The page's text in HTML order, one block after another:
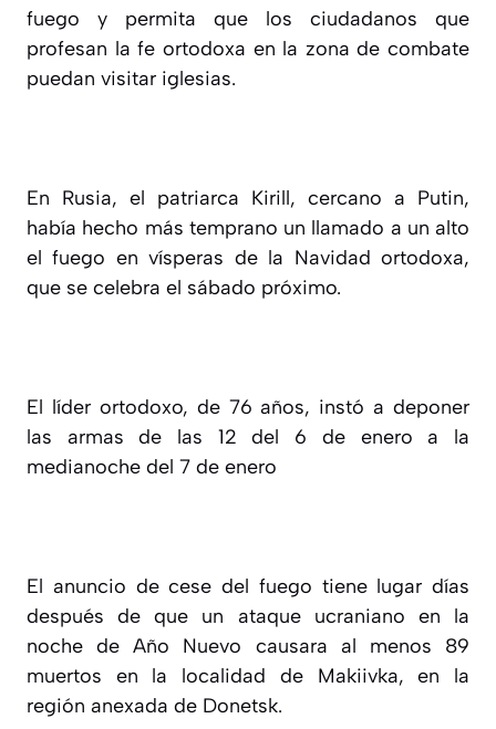
fuego y permita que los ciudadanos que
profesan la fe ortodoxa en la zona de combate
puedan visitar iglesias.
En Rusia, el patriarca Kirill, cercano a Putin,
había hecho más temprano un llamado a un alto
el fuego en vísperas de la Navidad ortodoxa,
que se celebra el sábado próximo.
El líder ortodoxo, de 76 años, instó a deponer
las armas de las 12 del 6 de enero a la
medianoche del 7 de enero
El anuncio de cese del fuego tiene lugar días
después de que un ataque ucraniano en la
noche de Año Nuevo causara al menos 89
muertos en la localidad de Makiivka, en la
región anexada de Donetsk.